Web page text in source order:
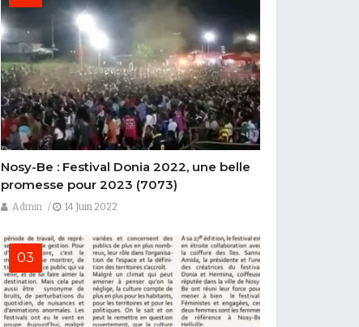
Nosy-Be : Festival Donia 2022, une belle
promesse pour 2023 (7073)
Admin 14 Juin 2022